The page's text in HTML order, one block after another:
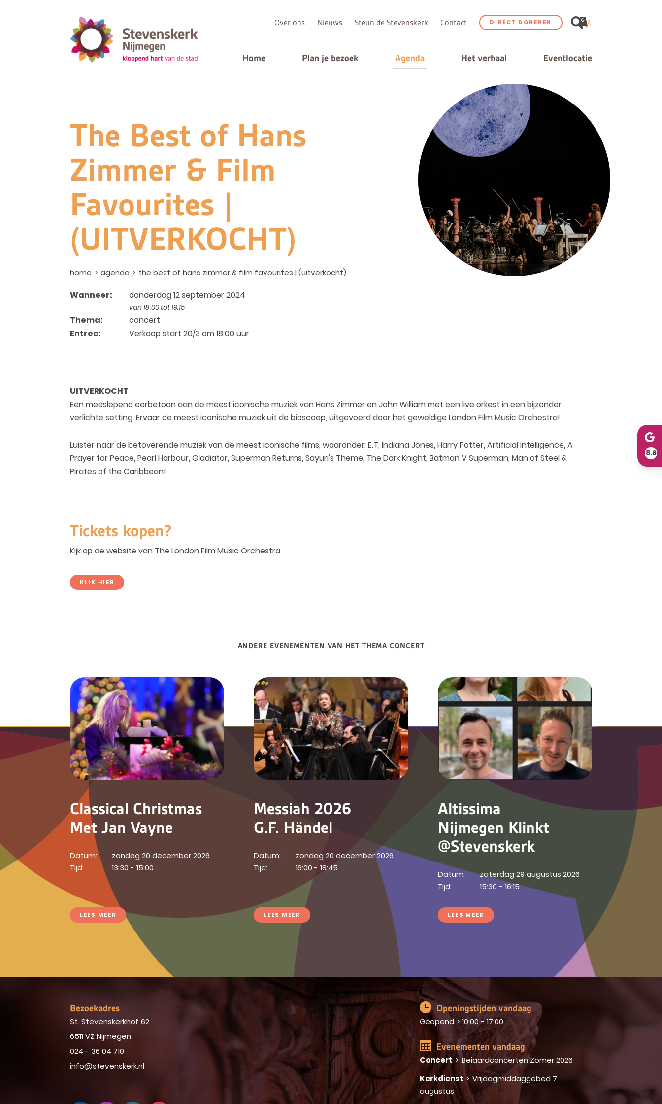
Over ons Nieuws Steun de Stevenskerk Contact DIRECT DONEREN
Home Plan je bezoek Agenda Het verhaal Eventlocatie
The Best of Hans
Zimmer & Film
Favourites |
(UITVERKOCHT)
home agenda the best of hans zimmer & film favourites | (uitverkocht)
Wanneer: donderdag 12 september 2024
van 18:00 tot 19:15
Thema:
concert
Entree:
Verkoop start 20/3 om 18:00 uur
UITVERKOCHT
Een meeslepend eerbetoon aan de meest iconische muziek van Hans Zimmer en John William met een live orkest in een bijzonder
verlichte setting. Ervaar de meest iconische muziek uit de bioscoop, uitgevoerd door het geweldige London Film Music Orchestra!
Luister naar de betoverende muziek van de meest iconische films, waaronder: E.T, Indiana Jones, Harry Potter, Artificial Intelligence, A
Prayer for Peace, Pearl Harbour, Gladiator, Superman Returns, Sayuri's Theme, The Dark Knight, Batman V Superman, Man of Steel &
Pirates of the Caribbean!
Tickets kopen?
Kijk op de website van The London Film Music Orchestra
KLIK HIER
ANDERE EVENEMENTEN VAN HET THEMA CONCERT
Classical Christmas
Met Jan Vayne
Datum:
Tijd:
zondag 20 december 2026
13:30 - 15:00
LEES MEER
Messiah 2026
G.F. Händel
Datum:
Tijd:
zondag 20 december 2026
16:00 - 18:45
LEES MEER
Altissima
Nijmegen Klinkt
@Stevenskerk
Datum:
Tijd:
zaterdag 29 augustus 2026
15:30 - 16:15
LEES MEER
Bezoekadres
St. Stevenskerkhof 62
6511 VZ Nijmegen
024 - 36 04 710
info@stevenskerk.nl
Openingstijden vandaag
Geopend > 10:00 - 17:00
Evenementen vandaag
Concert > Beiaardconcerten Zomer 2026
Kerkdienst > Vrijdagmiddaggebed 7
augustus
8.6